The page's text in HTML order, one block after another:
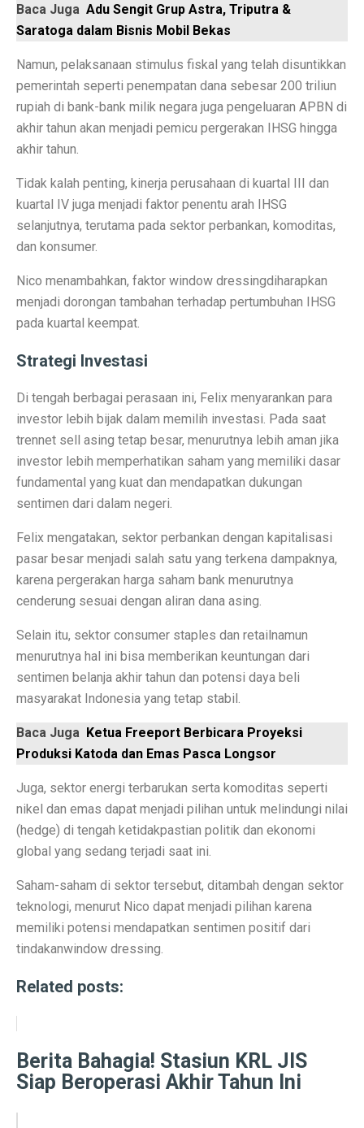
Pesan Awal iPhone 17 Mulai Oktober–November 2025
Ternyata Ini Rasanya Punya Interpreter AI di Telinga
Realme 15 Pro 5G Jadi Smartphone Turnamen
PGE Dorong Inovasi Energi Panas Bumi Capai 3 GW
Elon Musk Pecahkan Rekor Kekayaan, Jadi Orang
Proyek Meta Raksasa: Pusat Data AI Seluas 70
Cuaca Bangka Belitung Memasuki Musim Hujan
10 Film Horor Tersembunyi yang Harus Ditonton Saat
WIFI, TLKM dan DSSA Bersaing di Lelang
Lomba Pesawat Tempur Generasi Kelima Dimulai,
Harga Naik Terus, Cek Saham Lapis Kedua yang
Jika Benci Panggilan Telepon Tapi Suka Pesan
Saham Bank Besar Turun Bersama, Ini
5 Fakta Menarik Kota Gjirokastër, Penuh Bangunan
12 Fakta Menarik Batik yang Ditetapkan UNESCO
Era Baru TKDN: Menggabungkan Deregulasi dan
Penelitian: Asam Laut Meningkat, Pengaruh pada Gigi
Apa Itu ‘Bayi Karnivora’? Tren Mencurigakan dari
Uni Eropa Umumkan Pajak Karbon Lintas Batas
Spesifikasi dan Harga Mitsubishi Pajero Sport
Strategi Buffett: Kelola Uang Tanpa Rugi di 2025
Cara Jadi Jutawan ala Charlie Munger: 7 Langkah
Baca Juga Adu Sengit Grup Astra, Triputra &
Saratoga dalam Bisnis Mobil Bekas
Namun, pelaksanaan stimulus fiskal yang telah disuntikkan
pemerintah seperti penempatan dana sebesar 200 triliun
rupiah di bank-bank milik negara juga pengeluaran APBN di
akhir tahun akan menjadi pemicu pergerakan IHSG hingga
akhir tahun.
Tidak kalah penting, kinerja perusahaan di kuartal III dan
kuartal IV juga menjadi faktor penentu arah IHSG
selanjutnya, terutama pada sektor perbankan, komoditas,
dan konsumer.
Nico menambahkan, faktor window dressingdiharapkan
menjadi dorongan tambahan terhadap pertumbuhan IHSG
pada kuartal keempat.
Strategi Investasi
Di tengah berbagai perasaan ini, Felix menyarankan para
investor lebih bijak dalam memilih investasi. Pada saat
trennet sell asing tetap besar, menurutnya lebih aman jika
investor lebih memperhatikan saham yang memiliki dasar
fundamental yang kuat dan mendapatkan dukungan
sentimen dari dalam negeri.
Felix mengatakan, sektor perbankan dengan kapitalisasi
pasar besar menjadi salah satu yang terkena dampaknya,
karena pergerakan harga saham bank menurutnya
cenderung sesuai dengan aliran dana asing.
Selain itu, sektor consumer staples dan retailnamun
menurutnya hal ini bisa memberikan keuntungan dari
sentimen belanja akhir tahun dan potensi daya beli
masyarakat Indonesia yang tetap stabil.
Baca Juga Ketua Freeport Berbicara Proyeksi
Produksi Katoda dan Emas Pasca Longsor
Juga, sektor energi terbarukan serta komoditas seperti
nikel dan emas dapat menjadi pilihan untuk melindungi nilai
(hedge) di tengah ketidakpastian politik dan ekonomi
global yang sedang terjadi saat ini.
Saham-saham di sektor tersebut, ditambah dengan sektor
teknologi, menurut Nico dapat menjadi pilihan karena
memiliki potensi mendapatkan sentimen positif dari
tindakanwindow dressing
Related posts:
Berita Bahagia! Stasiun KRL JIS
Siap Beroperasi Akhir Tahun Ini